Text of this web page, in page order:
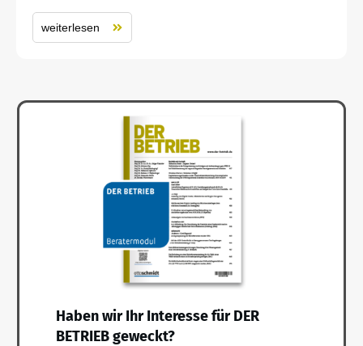
weiterlesen
Haben wir Ihr Interesse für DER
BETRIEB geweckt?